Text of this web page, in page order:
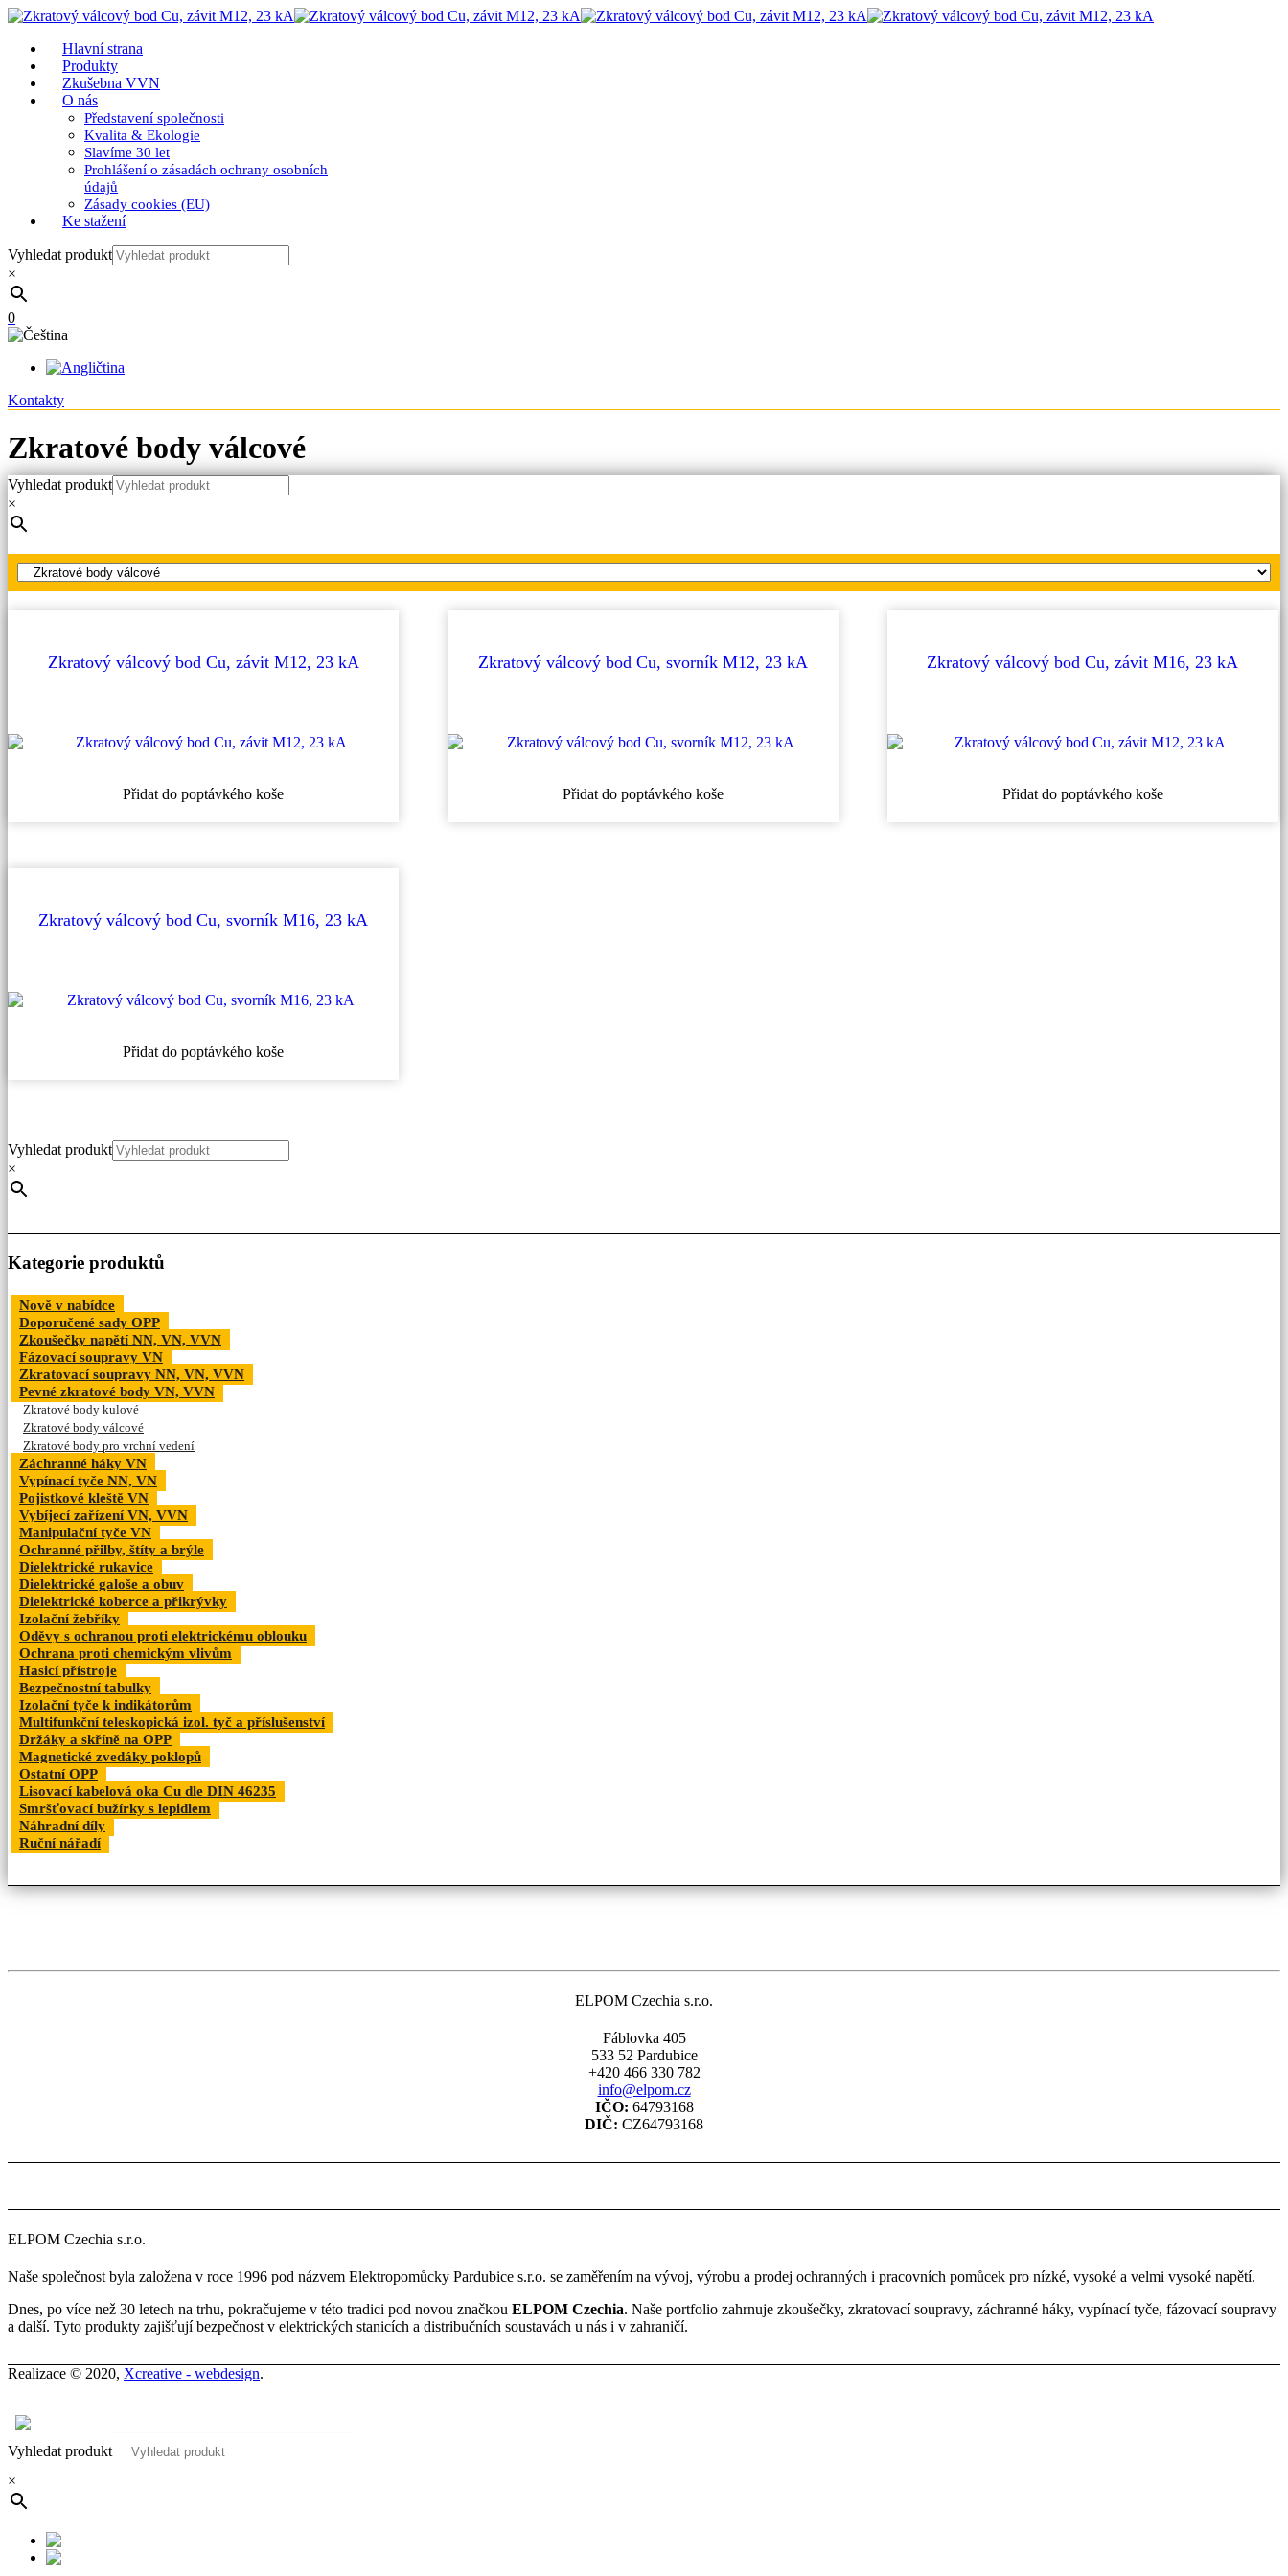
Hlavní strana
Produkty
Zkušebna VVN
O nás
Představení společnosti
Kvalita & Ekologie
Slavíme 30 let
Prohlášení o zásadách ochrany osobních
údajů
Zásady cookies (EU)
Ke stažení
Vyhledat produkt
×
0
Kontakty
Zkratové body válcové
Hlavní strana
Produkty
Pevné zkratové body VN, VVN
Vyhledat produkt
×
Zkratový válcový bod Cu, závit M12, 23 kA
Přidat do poptávkého koše
Zkratový válcový bod Cu, svorník M12, 23 kA
Přidat do poptávkého koše
Zkratový válcový bod Cu, závit M16, 23 kA
Přidat do poptávkého koše
Zkratový válcový bod Cu, svorník M16, 23 kA
Přidat do poptávkého koše
Vyhledat produkt
×
Kategorie produktů
Nově v nabídce
Doporučené sady OPP
Zkoušečky napětí NN, VN, VVN
Fázovací soupravy VN
Zkratovací soupravy NN, VN, VVN
Pevné zkratové body VN, VVN
Zkratové body kulové
Zkratové body válcové
Zkratové body pro vrchní vedení
Záchranné háky VN
Vypínací tyče NN, VN
Pojistkové kleště VN
Vybíjecí zařízení VN, VVN
Manipulační tyče VN
Ochranné přilby, štíty a brýle
Dielektrické rukavice
Dielektrické galoše a obuv
Dielektrické koberce a přikrývky
Izolační žebříky
Oděvy s ochranou proti elektrickému oblouku
Ochrana proti chemickým vlivům
Hasicí přístroje
Bezpečnostní tabulky
Izolační tyče k indikátorům
Multifunkční teleskopická izol. tyč a příslušenství
Držáky a skříně na OPP
Magnetické zvedáky poklopů
Ostatní OPP
Lisovací kabelová oka Cu dle DIN 46235
Smršťovací bužírky s lepidlem
Náhradní díly
Ruční nářadí
ELPOM Czechia s.r.o.
Fáblovka 405
533 52 Pardubice
+420 466 330 782
info@elpom.cz
IČO: 64793168
DIČ: CZ64793168
ELPOM Czechia s.r.o.
Naše společnost byla založena v roce 1996 pod názvem Elektropomůcky Pardubice s.r.o. se zaměřením na vývoj, výrobu a prodej ochranných i pracovních pomůcek pro nízké, vysoké a velmi vysoké napětí.
Dnes, po více než 30 letech na trhu, pokračujeme v této tradici pod novou značkou ELPOM Czechia. Naše portfolio zahrnuje zkoušečky, zkratovací soupravy, záchranné háky, vypínací tyče, fázovací soupravy
a další. Tyto produkty zajišťují bezpečnost v elektrických stanicích a distribučních soustavách u nás i v zahraničí.
Realizace © 2020, Xcreative - webdesign.
Vyhledat produkt
×